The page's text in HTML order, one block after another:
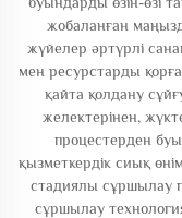
жобаланған
жүйелер әртүрлі
мен ресурстарды
қайта қолдану
желектерінен,
процестерден
қызметкердік сиық
стадиялы сұршылау
сұршылау